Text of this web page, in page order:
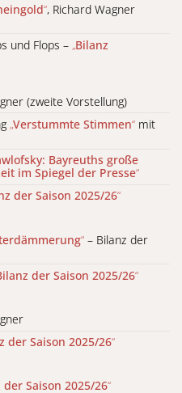
“, Richard Wagner
und Flops – „Bilanz
(zweite Vorstellung)
„Verstummte Stimmen“ mit
Bayreuths große
im Spiegel der Presse“
der Saison 2025/26“
“ – Bilanz der
der Saison 2025/26“
der Saison 2025/26“
der Saison 2025/26“